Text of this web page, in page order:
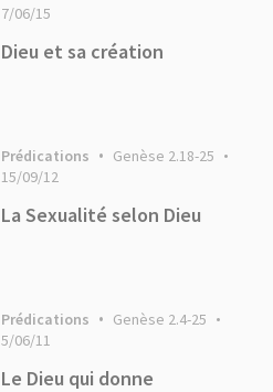
7/06/15
Dieu et sa création
Prédications
Genèse 2.18-25
15/09/12
La Sexualité selon Dieu
Prédications
Genèse 2.4-25
5/06/11
Le Dieu qui donne